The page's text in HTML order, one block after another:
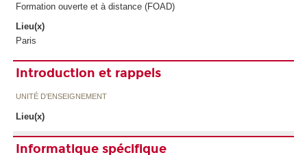
Formation ouverte et à distance (FOAD)
Lieu(x)
Paris
Introduction et rappels
UNITÉ D’ENSEIGNEMENT
Lieu(x)
Informatique spécifique